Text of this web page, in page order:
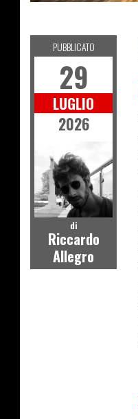
ASSICURAZIONI PUBBLICATO
29
LUGLIO
2026
di
Riccardo
Allegro